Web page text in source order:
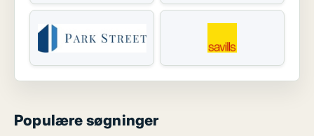
Populære søgninger